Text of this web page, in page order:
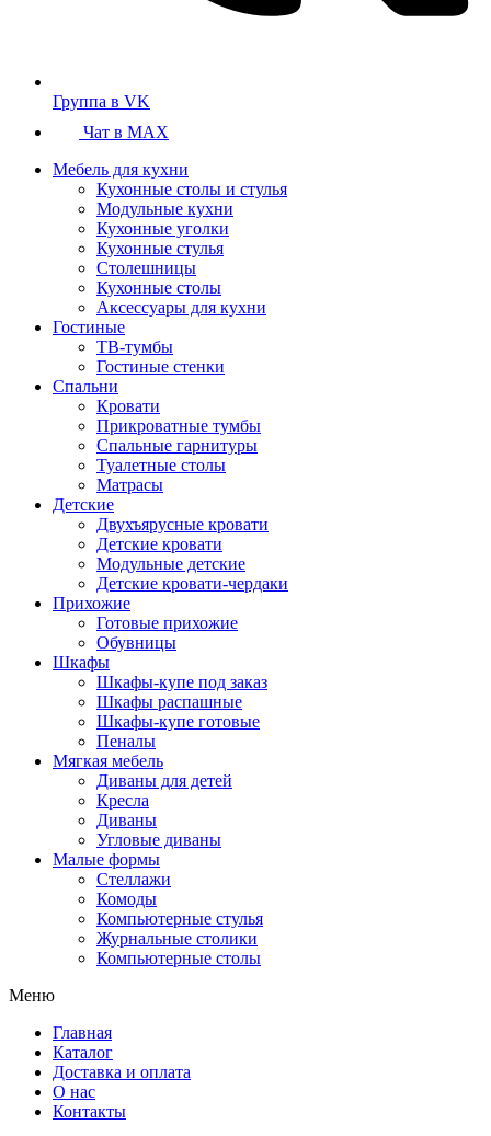
Группа в VK
Чат в MAX
Мебель для кухни
Кухонные столы и стулья
Модульные кухни
Кухонные уголки
Кухонные стулья
Столешницы
Кухонные столы
Аксессуары для кухни
Гостиные
ТВ-тумбы
Гостиные стенки
Спальни
Кровати
Прикроватные тумбы
Спальные гарнитуры
Туалетные столы
Матрасы
Детские
Двухъярусные кровати
Детские кровати
Модульные детские
Детские кровати-чердаки
Прихожие
Готовые прихожие
Обувницы
Шкафы
Шкафы-купе под заказ
Шкафы распашные
Шкафы-купе готовые
Пеналы
Мягкая мебель
Диваны для детей
Кресла
Диваны
Угловые диваны
Малые формы
Стеллажи
Комоды
Компьютерные стулья
Журнальные столики
Компьютерные столы
Меню
Главная
Каталог
Доставка и оплата
О нас
Контакты